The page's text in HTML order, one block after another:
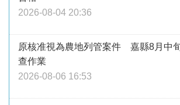
2026-08-04 20:36
原核准視為農地列管案件 嘉縣8月中
查作業
2026-08-06 16:53